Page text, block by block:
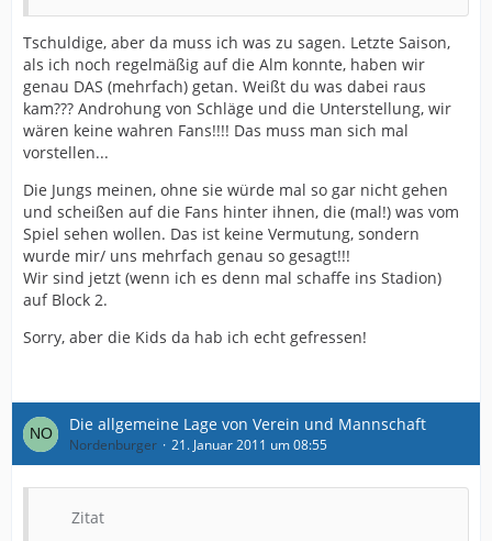
Tschuldige, aber da muss ich was zu sagen. Letzte Saison,
als ich noch regelmäßig auf die Alm konnte, haben wir
genau DAS (mehrfach) getan. Weißt du was dabei raus
kam??? Androhung von Schläge und die Unterstellung, wir
wären keine wahren Fans!!!! Das muss man sich mal
vorstellen...
Die Jungs meinen, ohne sie würde mal so gar nicht gehen
und scheißen auf die Fans hinter ihnen, die (mal!) was vom
Spiel sehen wollen. Das ist keine Vermutung, sondern
wurde mir/ uns mehrfach genau so gesagt!!!
Wir sind jetzt (wenn ich es denn mal schaffe ins Stadion)
auf Block 2.
Sorry, aber die Kids da hab ich echt gefressen!
Die allgemeine Lage von Verein und Mannschaft
Nordenburger 21. Januar 2011 um 08:55
Zitat